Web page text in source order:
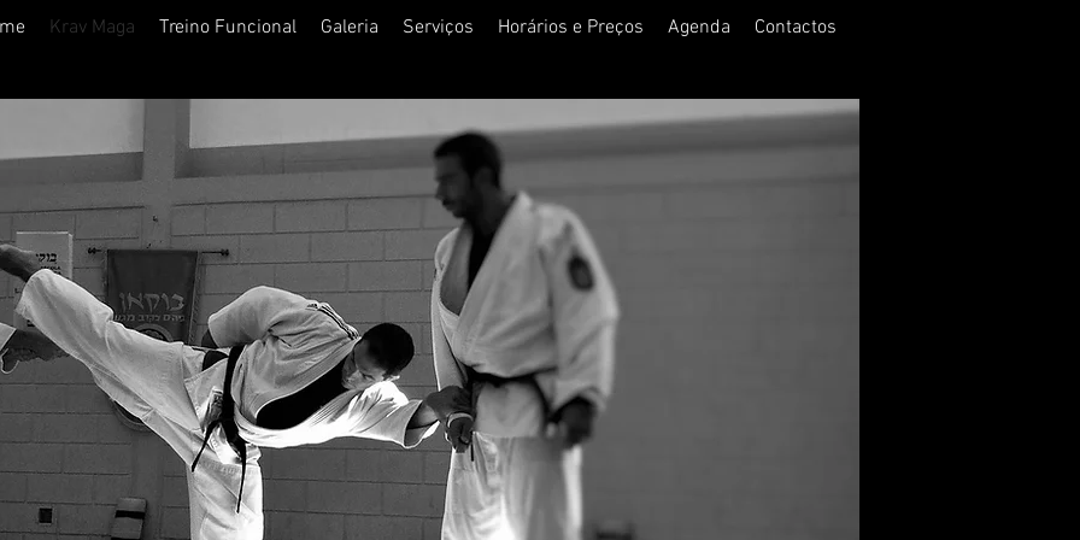
Krav Maga Treino Funcional Galeria Serviços Horários e Preços Agenda Contactos